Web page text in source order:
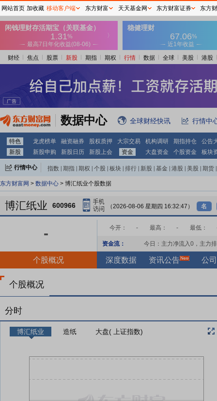
财经 焦点 股票 新股 期指 期权 行情 数据 全球 美股 港股
数据中心 全球财经快讯 行情中
特色 龙虎榜单 融资融券 股权质押 大宗交易 机构调研 期指持仓
公告
新股
新股申购 新股日历 新股上会 资金 大盘资金 个股资金 板块
行情中心 指数 期指 期权 个股 板块 排行 新股 基金 港股 美股 期货
东方财富网 > 数据中心 > 博汇纸业个股数据
博汇纸业 600966 （2026-08-06 星期四 16:32:47） 名
- 今开： - 最高： - 最低：
资金流： 今日：主力净流入0 ，主力
个股概况 深度数据 资讯公告 公
个股概况
分时
博汇纸业 造纸 大盘( 上证指数)
网站首页 加收藏 移动客户端 东方财富 天天基金网 东方财富证券 东方